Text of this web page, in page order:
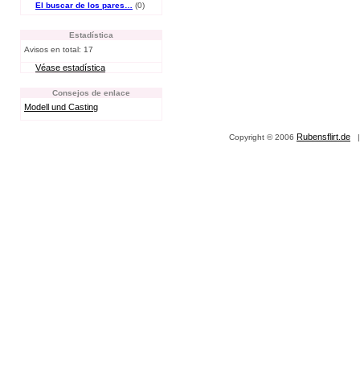
El buscar de los pares… (0)
Estadística
Avisos en total: 17
Véase estadística
Consejos de enlace
Modell und Casting
Copyright © 2006 Rubensflirt.de